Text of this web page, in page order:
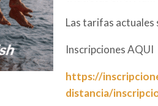
Las tarifas actuales
Inscripciones AQUI
https://
distancia/